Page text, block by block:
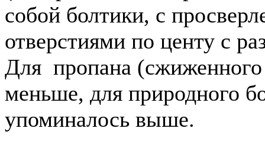
собой болтики, с
отверстиями по центу с
Для пропана (сжиженного
меньше, для природного
упоминалось выше.